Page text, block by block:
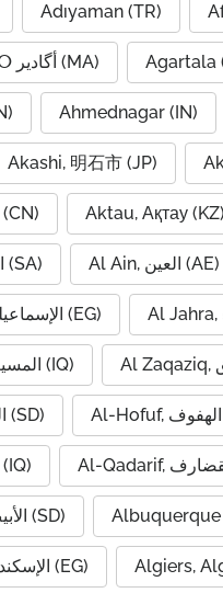
Adıyaman (TR)
Agadir, ⴰⴳⴰⴷⵉⵔ أگادیر (MA) Agartala
Ahmednagar (IN)
Akashi, 明石市 (JP)
Aktau, Ақтау (KZ)
Al Ahsa, الأحساء (SA) Al Ain, العين (AE)
Al Ismailiya, الإسماعيلية (EG)
Al Musaiyib, المسيب (IQ)
Al-Fashir, الفاشر (SD)
Al-Najaf, النجف (IQ)
Al-Ubayyid, الأبيض (SD) Albuquerque
Alexandria, الإسكندرية (EG)